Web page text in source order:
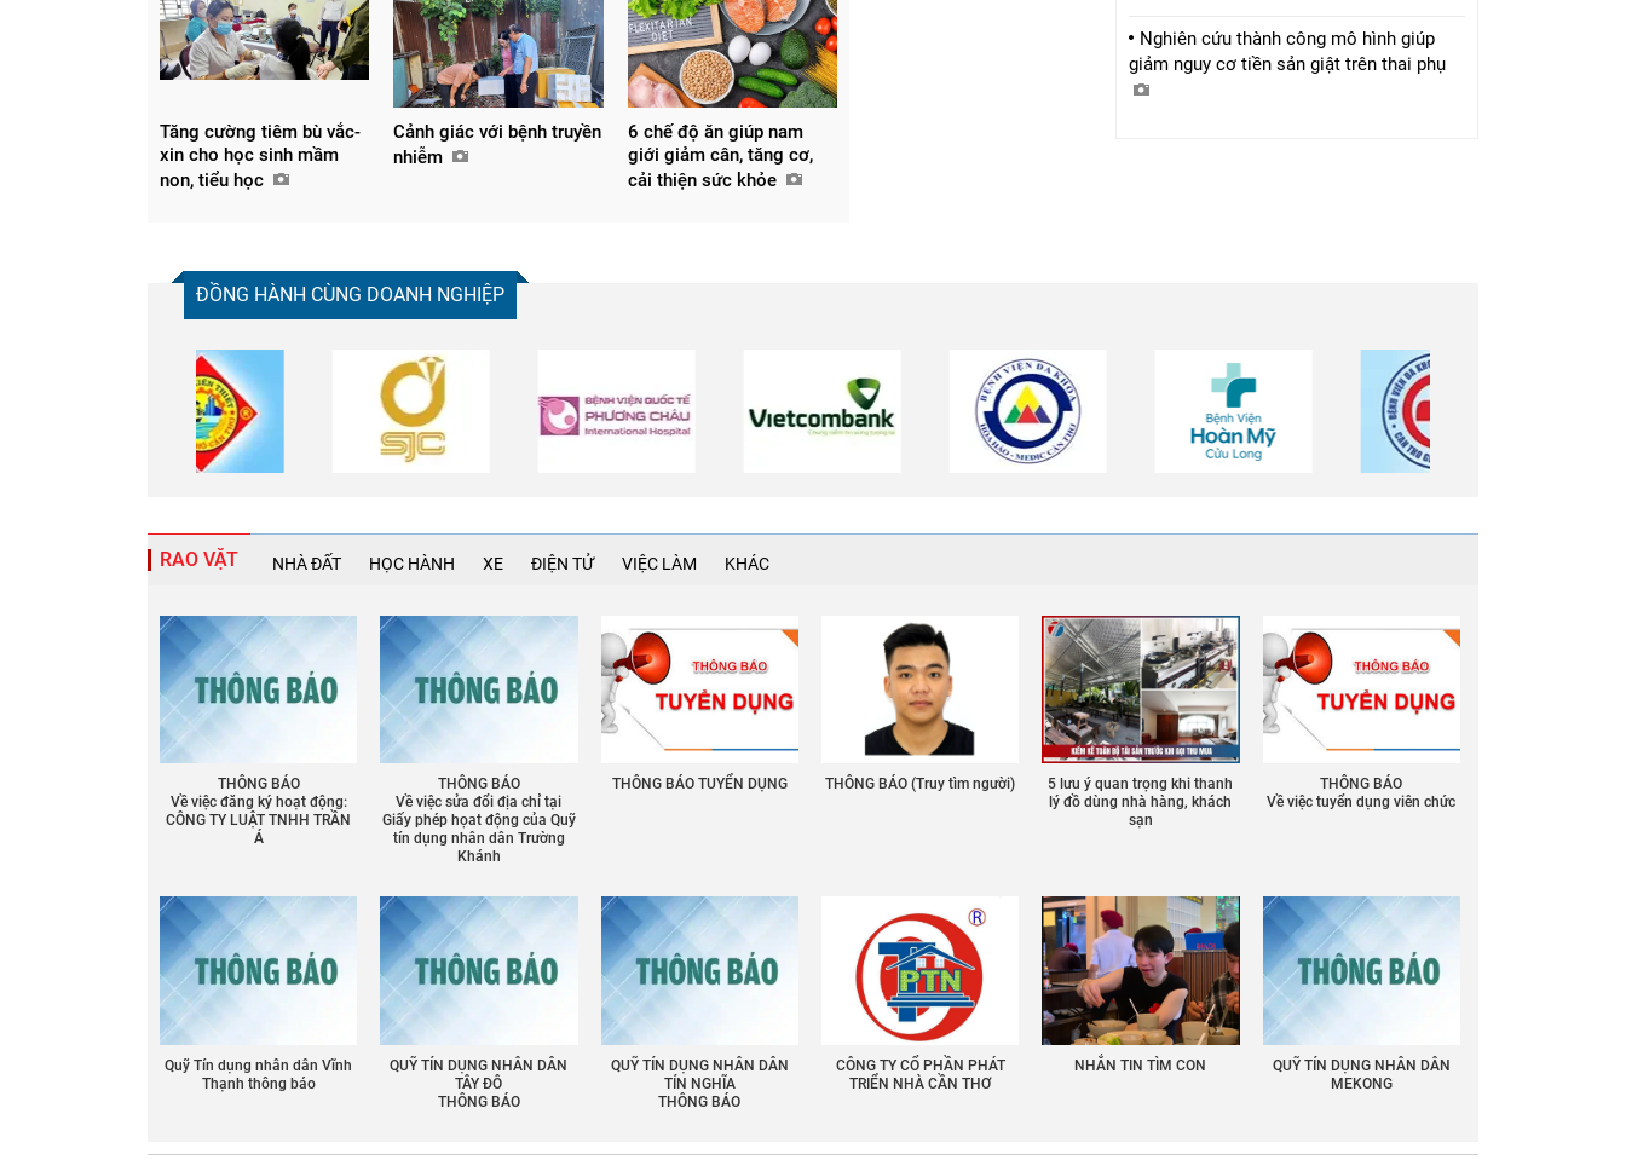
Chia sẻ
Tăng cường tiêm bù vắc-
xin cho học sinh mầm
non, tiểu học
Cảnh giác với bệnh truyền
nhiễm
6 chế độ ăn giúp nam
giới giảm cân, tăng cơ,
cải thiện sức khỏe
Nghiên cứu thành công mô hình giúp
giảm nguy cơ tiền sản giật trên thai phụ
ĐỒNG HÀNH CÙNG DOANH NGHIỆP
RAO VẶT NHÀ ĐẤT HỌC HÀNH XE ĐIỆN TỬ VIỆC LÀM KHÁC
THÔNG BÁO
Về việc đăng ký hoạt động:
CÔNG TY LUẬT TNHH TRẦN
Á
THÔNG BÁO
Về việc sửa đổi địa chỉ tại
Giấy phép họat động của Quỹ
tín dụng nhân dân Trường
Khánh
THÔNG BÁO TUYỂN DỤNG THÔNG BÁO (Truy tìm người)
5 lưu ý quan trọng khi thanh
lý đồ dùng nhà hàng, khách
sạn
THÔNG BÁO
Về việc tuyển dụng viên chức
Quỹ Tín dụng nhân dân Vĩnh
Thạnh thông báo
QUỸ TÍN DỤNG NHÂN DÂN
TÂY ĐÔ
THÔNG BÁO
QUỸ TÍN DỤNG NHÂN DÂN
TÍN NGHĨA
THÔNG BÁO
CÔNG TY CỔ PHẦN PHÁT
TRIỂN NHÀ CẦN THƠ
NHẮN TIN TÌM CON
QUỸ TÍN DỤNG NHÂN DÂN
MEKONG